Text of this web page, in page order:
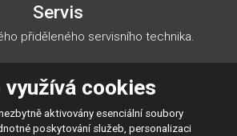
Servis
přiděleného servisního technika.
NA TECHNIKY
využívá cookies
aktivovány esenciální soubory
poskytování služeb, personalizaci